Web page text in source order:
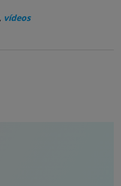
vídeos